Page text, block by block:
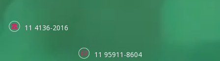
11 4136-2016
11 95911-8604